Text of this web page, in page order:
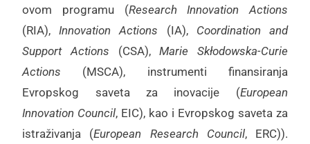
ovom programu (Research Innovation Actions
(RIA),Innovation Actions (IA), Coordination and
Support Actions (CSA),Marie Skłodowska-Curie
Actions (MSCA), instrumenti finansiranja
Evropskog saveta za inovacije (European
Innovation Council, EIC), kao i Evropskog saveta za
istraživanja (European Research Council, ERC)).